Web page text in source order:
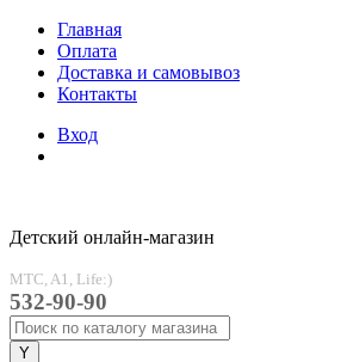
Главная
Оплата
Доставка и самовывоз
Контакты
Вход
Детский онлайн-магазин
MTC, A1, Life:)
532-90-90